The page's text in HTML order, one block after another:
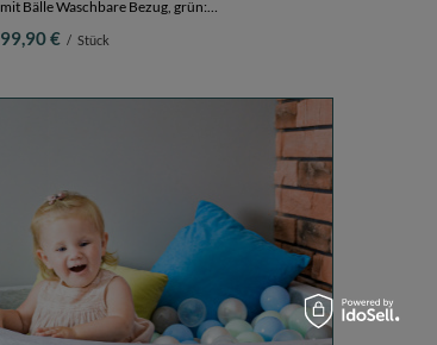
mit Bälle Waschbare Bezug, grün:
Bällebad (200 Bälle) + Zwickel
99,90 € / Stück